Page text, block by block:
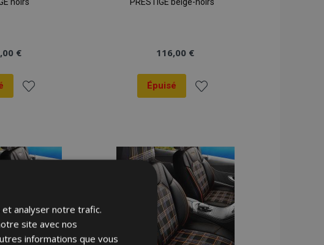
€
liste
116,00 €
Épuisé
liste
d'achats
et analyser notre trafic.
site avec nos
informations que vous